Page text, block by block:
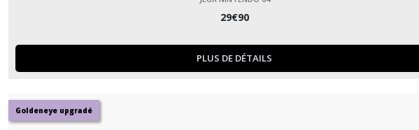
29€90
PLUS DE DÉTAILS
Goldeneye upgradé